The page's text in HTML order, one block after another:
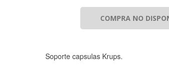
COMPRA NO
Soporte capsulas Krups.